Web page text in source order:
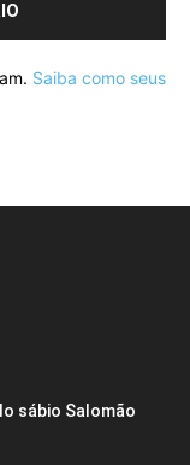
Saiba como seus
sábio Salomão